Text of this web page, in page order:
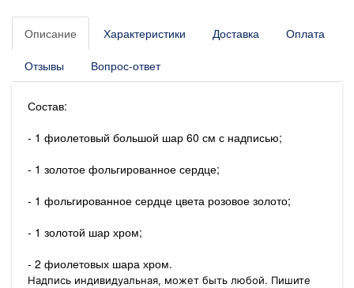
Описание Характеристики Доставка Оплата
Отзывы Вопрос-ответ
Состав:
- 1 фиолетовый большой шар 60 см с надписью;
- 1 золотое фольгированное сердце;
- 1 фольгированное сердце цвета розовое золото;
- 1 золотой шар хром;
- 2 фиолетовых шара хром.
Надпись индивидуальная, может быть любой. Пишите